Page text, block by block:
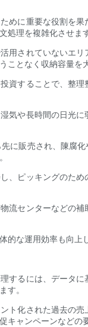
めに重要な役割を
処理を複雑化させます
用されていないエ
となく収納容量を
資することで、整
気や長時間の日光
に販売され、陳腐
、ピッキングのた
流センターなどの
な運用効率も向上
するには、データ
す。
ト化された過去の
キャンペーンなどの